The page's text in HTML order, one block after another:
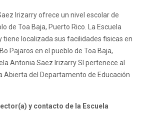
Irizarry ofrece un nivel escolar de
de Toa Baja, Puerto Rico. La Escuela
tiene localizada sus facilidades fisicas en
Pajaros en el pueblo de Toa Baja,
Antonia Saez Irizarry SI pertenece al
Abierta del Departamento de Educación
y contacto de la Escuela